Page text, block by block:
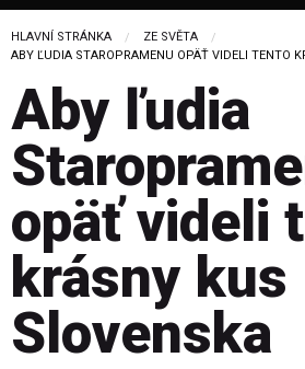
HLAVNÍ STRÁNKA
ZE SVĚTA
CURRENT:
ABY ĽUDIA STAROPRAMENU OPÄŤ VIDELI TENTO
Aby ľudia
opäť videli
krásny kus
Slovenska